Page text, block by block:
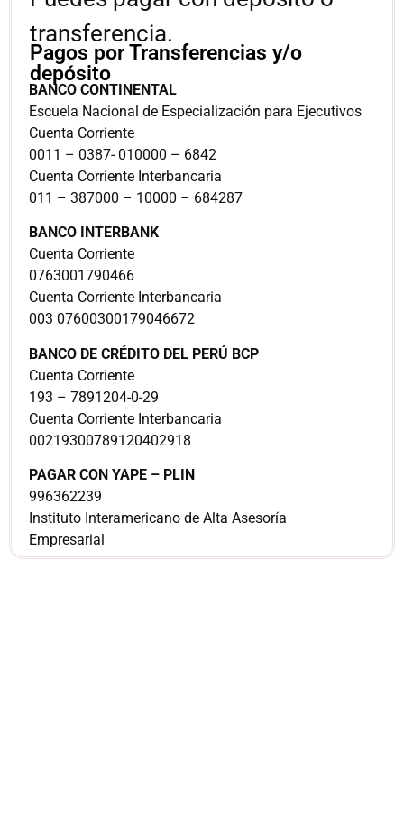
transferencia.
BANCO CONTINENTAL
Escuela Nacional de Especialización para Ejecutivos
Cuenta Corriente
0011 – 0387- 010000 – 6842
Cuenta Corriente Interbancaria
011 – 387000 – 10000 – 684287
BANCO INTERBANK
Cuenta Corriente
0763001790466
Cuenta Corriente Interbancaria
003 07600300179046672
BANCO DE CRÉDITO DEL PERÚ BCP
Cuenta Corriente
193 – 7891204-0-29
Cuenta Corriente Interbancaria
00219300789120402918
PAGAR CON YAPE – PLIN
996362239
Instituto Interamericano de Alta Asesoría
Empresarial
Pagos por Transferencias y/o
depósito